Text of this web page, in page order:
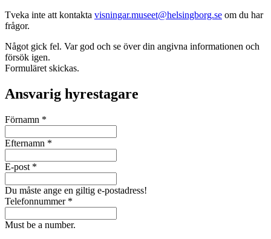
Tveka inte att kontakta visningar.museet@helsingborg.se om du har
frågor.
Något gick fel. Var god och se över din angivna informationen och
försök igen.
Formuläret skickas.
Ansvarig hyrestagare
Förnamn *
Efternamn *
E-post *
Du måste ange en giltig e-postadress!
Telefonnummer *
Must be a number.